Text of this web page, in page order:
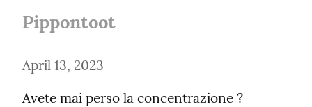
Pippontoot
April 13, 2023
Avete mai perso la concentrazione ?